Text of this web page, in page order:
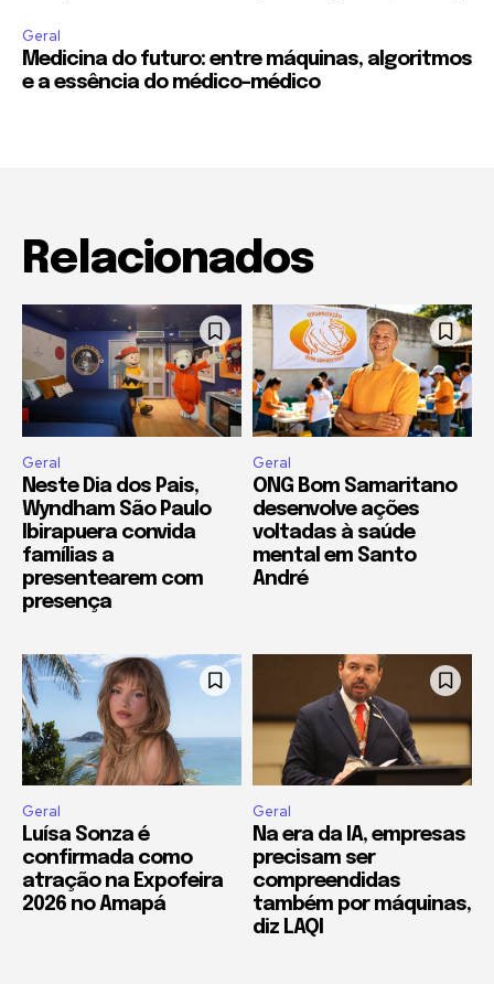
Geral
Medicina do futuro: entre máquinas, algoritmos
e a essência do médico-médico
Relacionados
Geral
Neste Dia dos Pais,
Wyndham São Paulo
Ibirapuera convida
famílias a
presentearem com
presença
Geral
ONG Bom Samaritano
desenvolve ações
voltadas à saúde
mental em Santo
André
Geral
Luísa Sonza é
confirmada como
atração na Expofeira
2026 no Amapá
Geral
Na era da IA, empresas
precisam ser
compreendidas
também por máquinas,
diz LAQI